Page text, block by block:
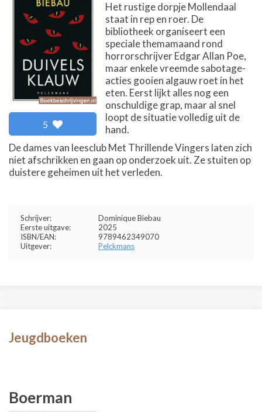
5
Het rustige dorpje Mollendaal
staat in rep en roer. De
bibliotheek organiseert een
speciale themamaand rond
horrorschrijver Edgar Allan Poe,
maar enkele vreemde sabotage-
acties gooien algauw roet in het
eten. Eerst lijkt alles nog een
onschuldige grap, maar al snel
loopt de situatie volledig uit de
hand.
De dames van leesclub Met Thrillende Vingers laten zich
niet afschrikken en gaan op onderzoek uit. Ze stuiten op
duistere geheimen uit het verleden.
Schrijver:
Dominique Biebau
Eerste uitgave:
2025
ISBN/EAN:
9789462349070
Uitgever:
Pelckmans
Jeugdboeken
Boerman